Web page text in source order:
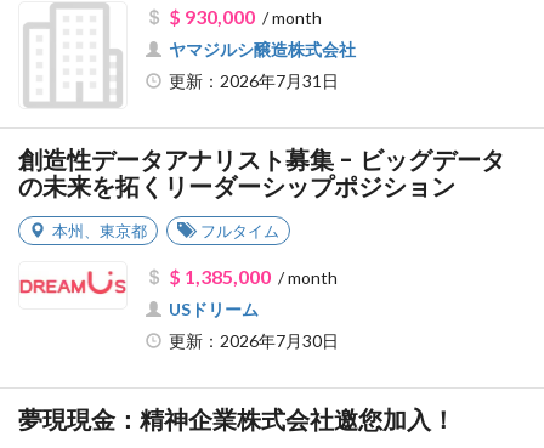
$ 930,000/ month
ヤマジルシ醸造株式会社
更新：2026年7月31日
創造性データアナリスト募集 - ビッグデータ
の未来を拓くリーダーシップポジション
本州 東京都 フルタイム
$ 1,385,000/ month
USドリーム
更新：2026年7月30日
夢現現金：精神企業株式会社邀您加入！